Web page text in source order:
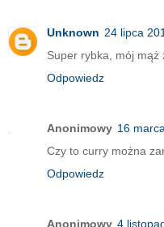
Unknown 24 lipca
Super rybka, mój mąż
Odpowiedz
Anonimowy 16
Czy to curry można
Odpowiedz
Anonimowy 4